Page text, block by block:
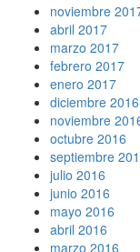
noviembre
abril 2017
marzo 2017
febrero 2017
enero 2017
diciembre 2016
noviembre
octubre 2016
septiembre
julio 2016
junio 2016
mayo 2016
abril 2016
marzo 2016